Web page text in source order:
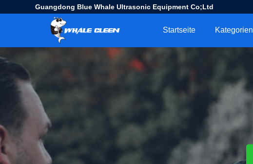
Guangdong Blue Whale Ultrasonic Equipment Co;Ltd
Startseite Kategorien